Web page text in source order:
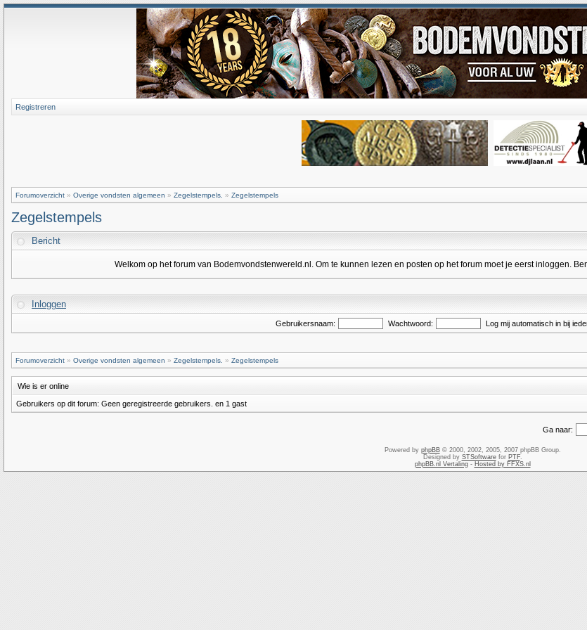
Registreren
Forumoverzicht » Overige vondsten algemeen » Zegelstempels. » Zegelstempels
Zegelstempels
Bericht
Welkom op het forum van Bodemvondstenwereld.nl. Om te kunnen lezen en posten op het forum moet je eerst inloggen.
Inloggen
Gebruikersnaam: Wachtwoord: Log mij automatisch in bij
Forumoverzicht » Overige vondsten algemeen » Zegelstempels. » Zegelstempels
Wie is er online
Gebruikers op dit forum: Geen geregistreerde gebruikers. en 1 gast
Ga naar:
Powered by phpBB© 2000, 2002, 2005, 2007 phpBB Group.
Designed by STSoftwarefor PTF.
phpBB.nl Vertaling- Hosted by FFXS.nl